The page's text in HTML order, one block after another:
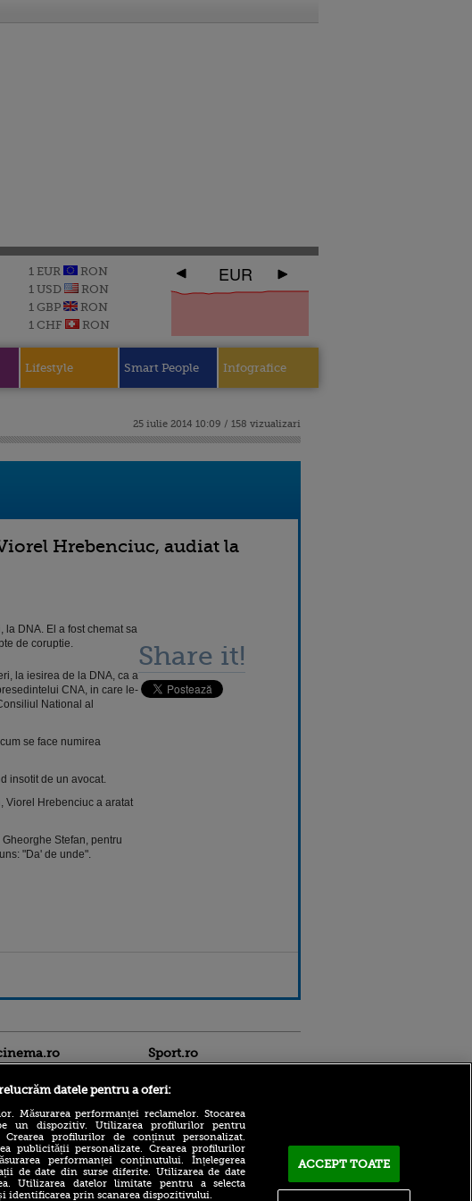
1 EUR
RON
1 USD
RON
1 GBP
RON
1 CHF
RON
EUR
Lifestyle Smart People Infografice
25 iulie 2014 10:09 / 158 vizualizari
Hrebenciuc, audiat la
DNA. El a fost chemat sa
de coruptie.
la iesirea de la DNA, ca a
CNA, in care le-
National al
se face numirea
insotit de un avocat.
Viorel Hrebenciuc a aratat
Stefan, pentru
"Da' de unde".
Share it!
intense pentru
Sport.ro
Adrian Mihalcea a
confirmat noul transfer la
UTA după remiza cu Rapid!
datele pentru a oferi:
Măsurarea performanței reclamelor. Stocarea
un dispozitiv. Utilizarea profilurilor pentru
Crearea profilurilor de conținut personalizat.
publicității personalizate. Crearea profilurilor
performanței conținutului. Înțelegerea
de date din surse diferite. Utilizarea de date
Utilizarea datelor limitate pentru a selecta
identificarea prin scanarea dispozitivului.
ACCEPT TOATE